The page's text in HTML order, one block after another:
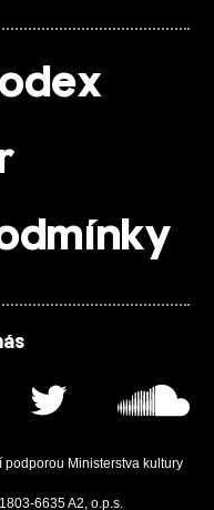
Ministerstva kultury
6635 A2, o.p.s.